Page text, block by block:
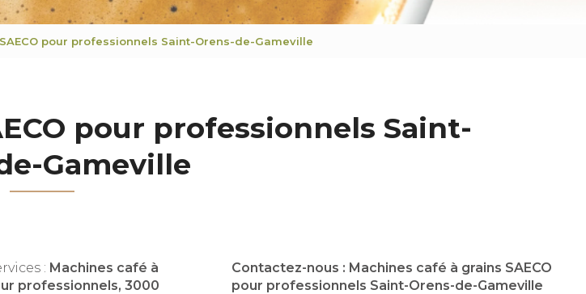
pour professionnels Saint-Orens-de-Gameville
pour professionnels Saint-
Gameville
: Machines café à
professionnels, 3000
Contactez-nous : Machines café à grains SAECO
pour professionnels Saint-Orens-de-Gameville